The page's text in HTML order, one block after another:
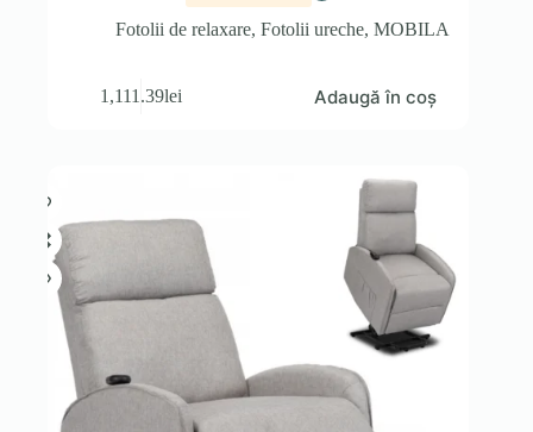
Fotolii de relaxare, Fotolii ureche, MOBILA
1,111.39lei Adaugă în coș